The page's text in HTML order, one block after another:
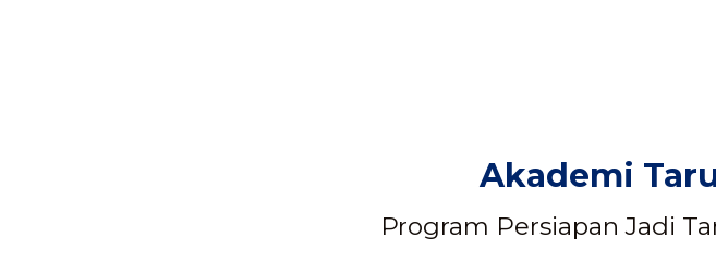
Akademi
Program Persiapan Jadi